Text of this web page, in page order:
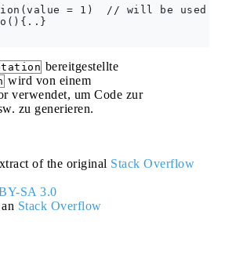
= 1)  // will be used
bereitgestellte
wird von einem
verwendet, um Code zur
zu generieren.
of the original Stack Overflow
SA 3.0
Stack Overflow